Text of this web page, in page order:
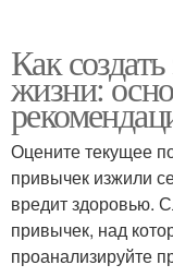
Как
жизни:
Оцените текущее
привычек изжили
вредит здоровью.
привычек, над
проанализируйте